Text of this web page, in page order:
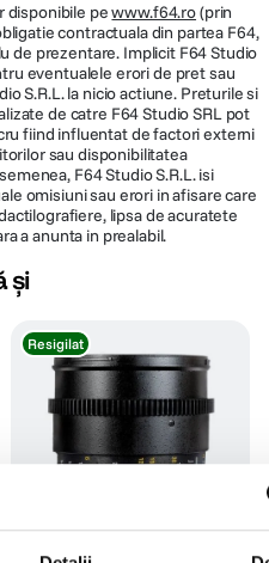
disponibile pewww.f64.ro(prin
contractuala din partea F64,
de prezentare. Implicit F64 Studio
eventualele erori de pret sau
S.R.L. la nicio actiune. Preturile si
de catre F64 Studio SRL pot
fiind influentat de factori externi
sau disponibilitatea
F64 Studio S.R.L. isi
omisiuni sau erori in afisare care
lipsa de acuratete
a anunta in prealabil.
și
Resigilat